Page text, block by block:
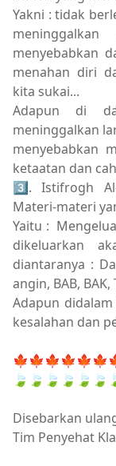
Yakni : tidak
menyebabkan
menahan diri
kita sukai...
Adapun di
meninggalkan
menyebabkan
ketaatan dan
3⃣. Istifrogh
Materi-materi
Yaitu :
dikeluarkan
diantaranya :
angin, BAB,
Adapun
kesalahan dan
Disebarkan
Tim Penyehat